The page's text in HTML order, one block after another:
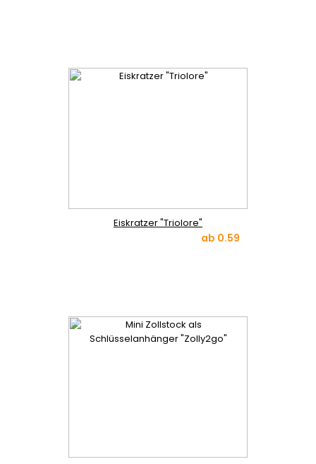
Eiskratzer "Triolore"
ab 0.59